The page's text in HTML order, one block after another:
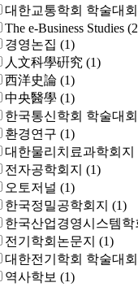
대한교통학회 학술대회
The e-Business Studies
경영논집 (1)
人文科學硏究 (1)
西洋史論 (1)
中央醫學 (1)
한국통신학회 학술대
환경연구 (1)
대한물리치료과학회지
전자공학회지 (1)
오토저널 (1)
한국정밀공학회지 (1)
한국산업경영시스템학
전기학회논문지 (1)
대한전기학회 학술대
역사학보 (1)